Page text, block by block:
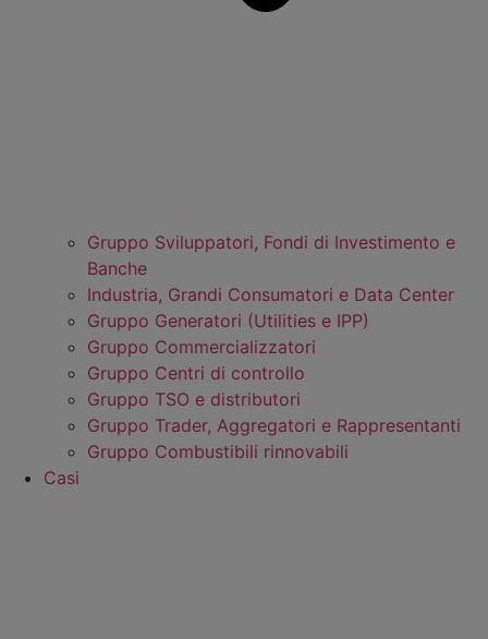
Gruppo Sviluppatori, Fondi di Investimento e
Banche
Industria, Grandi Consumatori e Data Center
Gruppo Generatori (Utilities e IPP)
Gruppo Commercializzatori
Gruppo Centri di controllo
Gruppo TSO e distributori
Gruppo Trader, Aggregatori e Rappresentanti
Gruppo Combustibili rinnovabili
Casi